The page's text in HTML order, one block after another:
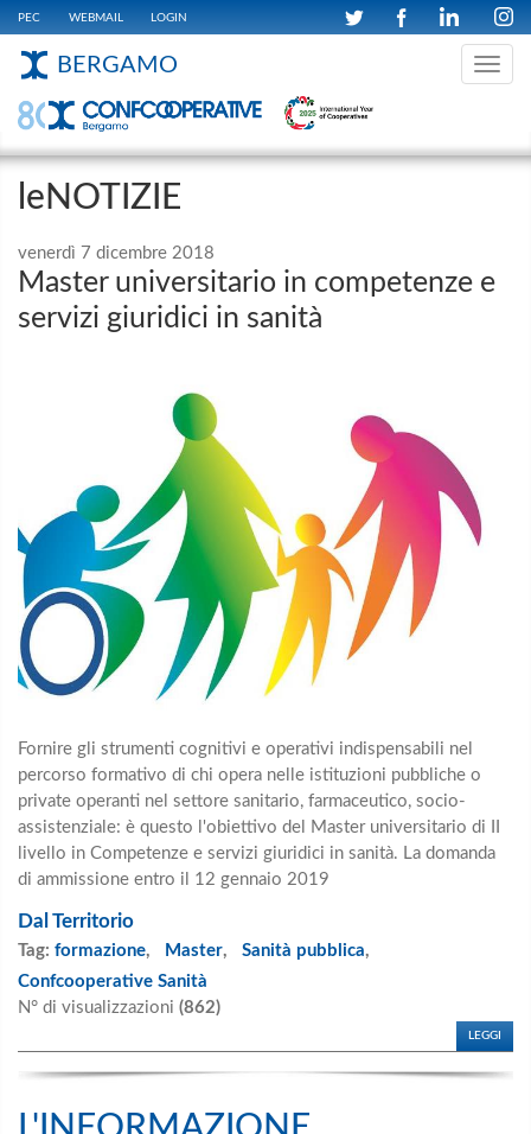
PEC WEBMAIL LOGIN
Toggle
BERGAMO
leNOTIZIE
venerdì 7 dicembre 2018
Master universitario in competenze e
servizi giuridici in sanità
Fornire gli strumenti cognitivi e operativi indispensabili nel
percorso formativo di chi opera nelle istituzioni pubbliche o
private operanti nel settore sanitario, farmaceutico, socio-
assistenziale: è questo l'obiettivo del Master universitario di II
livello in Competenze e servizi giuridici in sanità. La domanda
di ammissione entro il 12 gennaio 2019
Dal Territorio
Tag: formazione, Master, Sanità pubblica,
Confcooperative Sanità
N° di visualizzazioni (862)
LEGGI